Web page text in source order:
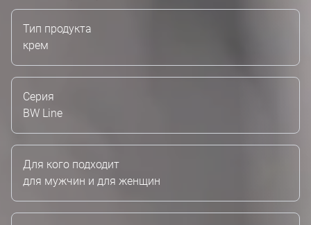
Тип продукта
крем
Серия
BW Line
Для кого подходит
для мужчин и для женщин